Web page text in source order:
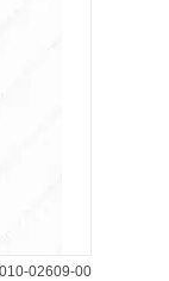
02609-00